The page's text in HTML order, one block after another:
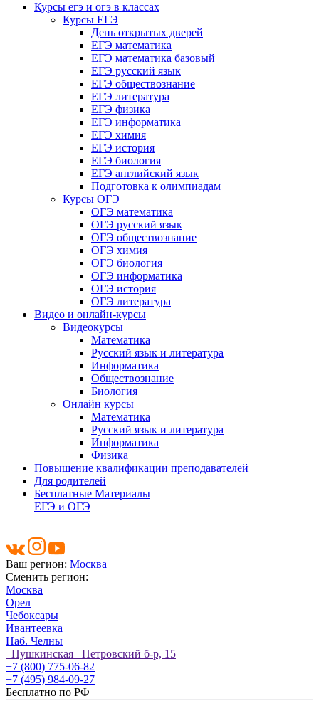
Курсы егэ и огэ в классах
Курсы ЕГЭ
День открытых дверей
ЕГЭ математика
ЕГЭ математика базовый
ЕГЭ русский язык
ЕГЭ обществознание
ЕГЭ литература
ЕГЭ физика
ЕГЭ информатика
ЕГЭ химия
ЕГЭ история
ЕГЭ биология
ЕГЭ английский язык
Подготовка к олимпиадам
Курсы ОГЭ
ОГЭ математика
ОГЭ русский язык
ОГЭ обществознание
ОГЭ химия
ОГЭ биология
ОГЭ информатика
ОГЭ история
ОГЭ литература
Видео и онлайн-курсы
Видеокурсы
Математика
Русский язык и литература
Информатика
Обществознание
Биология
Онлайн курсы
Математика
Русский язык и литература
Информатика
Физика
Повышение квалификации преподавателей
Для родителей
Бесплатные Материалы
ЕГЭ и ОГЭ
Ваш регион: Москва
Сменить регион:
Москва
Орел
Чебоксары
Ивантеевка
Наб. Челны
Пушкинская Петровский б-р, 15
+7 (800) 775-06-82
+7 (495) 984-09-27
Бесплатно по РФ